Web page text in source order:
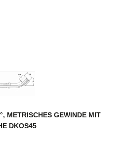
METRISCHES GEWINDE MIT
DKOS45